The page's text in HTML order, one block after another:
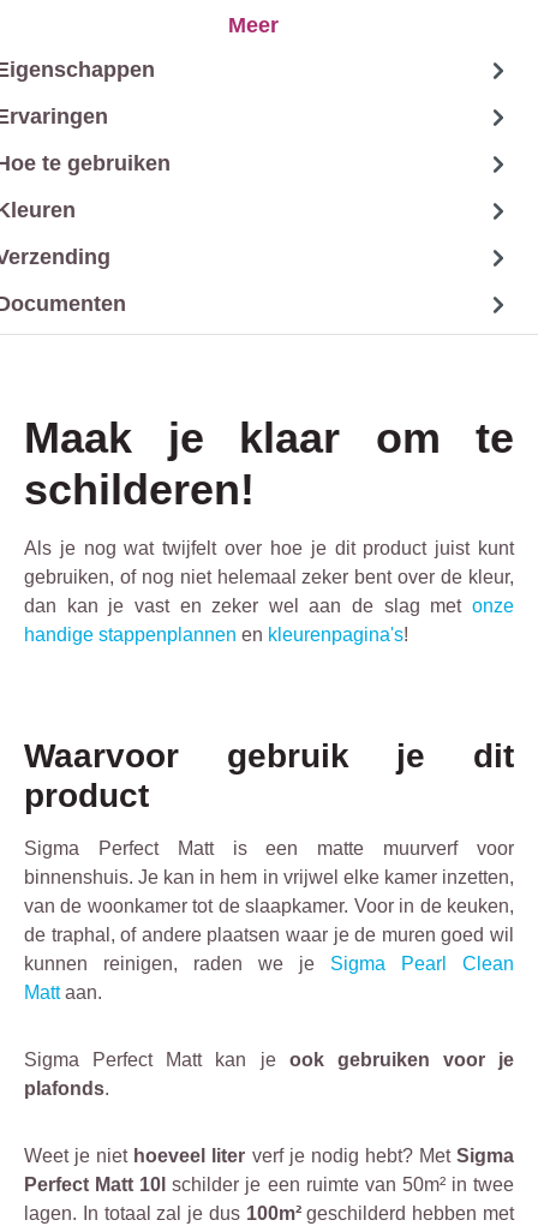
afwerkingslaag kan gebruikt worden. Deze Sigma
een perfect streepvrij resultaat.
Meer
te gebruiken
Maak je klaar om te
schilderen!
Als je nog wat twijfelt over hoe je dit product juist kunt
gebruiken, of nog niet helemaal zeker bent over de kleur,
dan kan je vast en zeker wel aan de slag met onze
handige stappenplannen en kleurenpagina's!
Waarvoor gebruik je dit
product
Sigma Perfect Matt is een matte muurverf voor
binnenshuis. Je kan in hem in vrijwel elke kamer inzetten,
van de woonkamer tot de slaapkamer. Voor in de keuken,
de traphal, of andere plaatsen waar je de muren goed wil
kunnen reinigen, raden we je Sigma Pearl Clean
Mattaan.
Sigma Perfect Matt kan je ook gebruiken voor je
plafonds.
Weet je niethoeveel liter verf je nodig hebt? MetSigma
Perfect Matt 10l schilder je een ruimte van 50m² in twee
lagen. In totaal zal je dus 100m²geschilderd hebben met